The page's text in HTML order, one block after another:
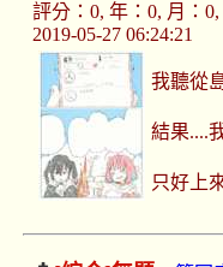
評分：0, 年：0, 月：
2019-05-27 06:24:21
我聽從
結果....
只好上